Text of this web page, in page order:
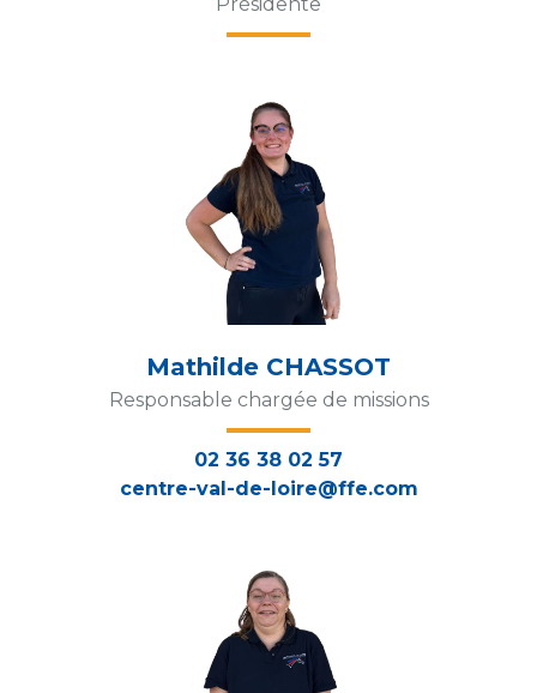
Mathilde CHASSOT
Responsable chargée de missions
02 36 38 02 57
centre-val-de-loire@ffe.com